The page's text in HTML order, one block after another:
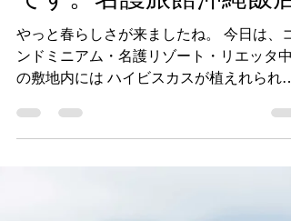
イビスカスが植栽されて
ます。太陽の光を浴びて
咲いたお花を見ると元気
になりますね。フルーツ